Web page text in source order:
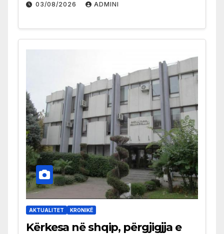
03/08/2026 ADMINI
AKTUALITET KRONIKË
Kërkesa në shqip, përgjigjja e